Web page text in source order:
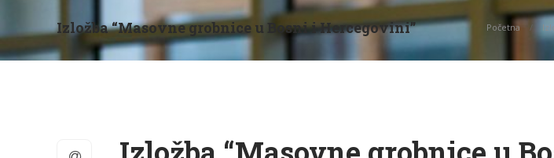
Izložba “Masovne grobnice u Bosni i Hercegovini” Početna